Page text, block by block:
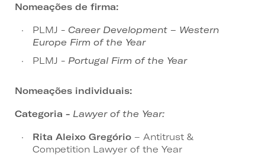
Nomeações de firma:
PLMJ - Career Development – Western
Europe Firm of the Year
PLMJ - Portugal Firm of the Year
Nomeações individuais:
Categoria - Lawyer of the Year:
Rita Aleixo Gregório – Antitrust &
Competition Lawyer of the Year